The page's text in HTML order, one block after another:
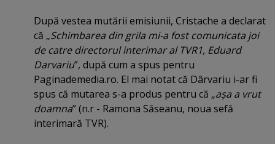
După vestea mutării emisiunii, Cristache a declarat
că „Schimbarea din grila mi-a fost comunicata joi
de catre directorul interimar al TVR1, Eduard
Darvariu”, după cum a spus pentru
Paginademedia.ro. El mai notat că Dârvariu i-ar fi
spus că mutarea s-a produs pentru că „aşa a vrut
doamna” (n.r - Ramona Săseanu, noua sefă
interimară TVR).